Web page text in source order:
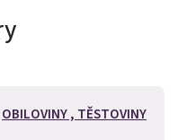
OBILOVINY , TĚSTOVINY